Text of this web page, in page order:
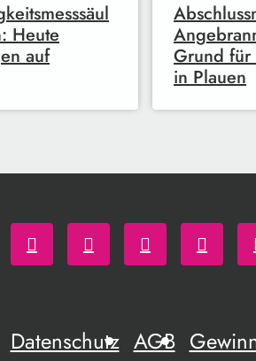
Heute
auf
Grund für
in Plauen
Datenschutz AGB